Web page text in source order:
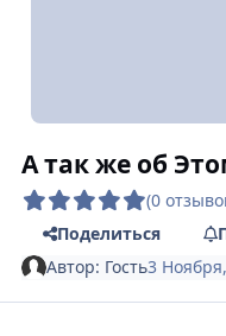
А так же об
(0
Поделиться
Автор: Гость3